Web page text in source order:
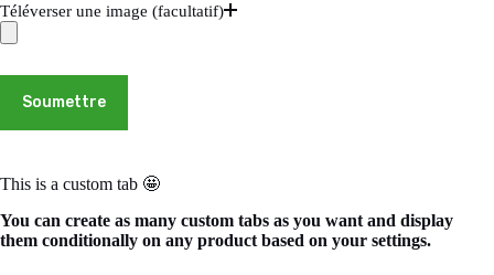
Téléverser une image (facultatif)
Soumettre
This is a custom tab 🤩
You can create as many custom tabs as you want and display
them conditionally on any product based on your settings.